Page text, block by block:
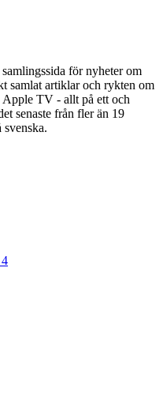
för nyheter om
samlat artiklar och rykten om
TV - allt på ett och
senaste från fler än 19